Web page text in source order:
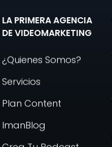
LA PRIMERA AGENCIA
DE VIDEOMARKETING
¿Quienes Somos?
Servicios
Plan Content
ImanBlog